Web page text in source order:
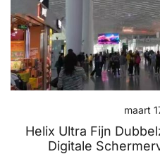
maart
Helix Ultra Fijn
Digitale